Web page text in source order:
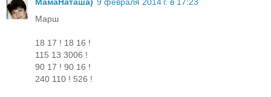
Маpш
18 17 ! 18 16 !
115 13 3006 !
90 17 ! 90 16 !
240 110 ! 526 !